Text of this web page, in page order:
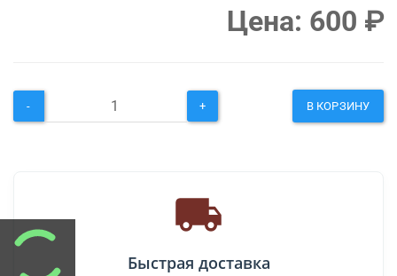
Цена: 600 ₽
- + В КОРЗИНУ
Быстрая доставка